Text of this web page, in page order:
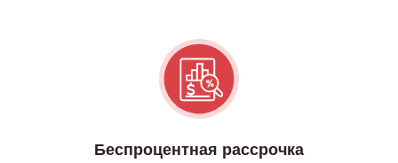
Беспроцентная рассрочка